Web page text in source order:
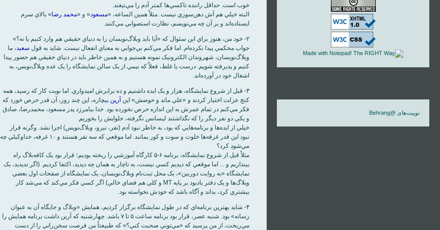
خوب است. حداقل راننده تاکسي‌ها کمتر آدم را مي‌تيغند.
البته خيلي هم آش دهن‌سوزي نيست. مثلاْ همين الساعه، «مسعود » و «محمد رضا» بالاي سرم
ايستاده‌اند و بر آن چه مي‌نويسم، نظارت استصوابي مي‌کنند.
۲- خود من، هنوز براي اين سئوال که «آيا بايد وبلاگ‌نويسان را به دنياي حقيقي هم وارد کنيم يا نه؟»
جواب محکمي پيدا نکرده‌ام. اما فکر مي‌کنم بي‌جوابي به معناي انفعال نيست. شايد به قول سعيد ، ما
وبلاگ‌نويسان، شهروندان الکترونيک نمونه هستيم و به همين خاطر بايد در دنياي حقيقي هم حضور پيدا
کنيم و پذيرفته شويم. درست يا غلط، فعلاْ که نيمي از يک سالن نمايشگاه را يک عده وبلاگ‌نويس، به
اشغال خود در آورده‌اند.
۳- قبل از شروع نمايشگاه، هزار و يک ايده داشتيم و ده برابرش اميدواري. اما نوبت کار که رسيد، همه
کنج عزلت اختيار کردند و «علي ماند و حوضش» اين آرين بيچاره، اين چند روز، آن قدر حرص خورد که
فکر مي‌کنم در تمام عمرش به اين اندازه حرص نخورده بود. خدا بيامرزد پدر مسعود، محمدرضا، صادق
و يکي دو نفر ديگر را که نگذاشتند ليسانس نگرفته، حلوايش را بخوريم.
خيلي از ايده‌ها و برنامه‌هايي که بود، به خاطر نبود آدم (نفر، نيرو، وبلاگ‌نويس) اجرا نشد. وگرنه قرار
نبود اين قدر غرفه‌ها خلوت و سوت و کور بمانند. اما موقعي که سه نفر هستند و ۱۰ غرفه، خداوکيلي چه
مي‌شود کرد؟
مثلاْ قبل از شروع نمايشگاه، برنامه ۶-۵ کارگاه آموزشي را ريخته بوديم؛ قرار بود يک کافه‌بلاگ راه
بيندازيم و ... اما موقعي که ديديم کسي نيست، به ناچار به همان چه ديديد، اکتفا کرديم. (اگر نديديد، يک
نمايشگاه «به روايت دوربين»، يک محل ثبت‌نام وبلاگ‌نويسان، يک نمايشگاه از صفحات اول بعضي
وبلاگ‌ها و يک دفتر يادبود بر پايه MT و کلي هم فضاي خالي) اگر کسي فکر مي‌کند که مي‌شد کار
بيشتري کرد، بداند و آگاه باشد که خودش نخواسته بود.
۴- شايد بهترين برنامه‌اي که در طول نمايشگاه برگزار کرديم، همايش «وبلاگ و جايگاه آن به عنوان
رسانه» بود. شنبه عصر، قرار بود برنامه ساعت ۵ تا ۷ باشد. چهارشنبه که آرين داشت برنامه همايش را
مي‌ريخت، از من پرسيد که «مي‌توني صحبت کني؟» که طبيعتاً من فرصت سخن‌راني را از دست
توییت‌های @Behrang